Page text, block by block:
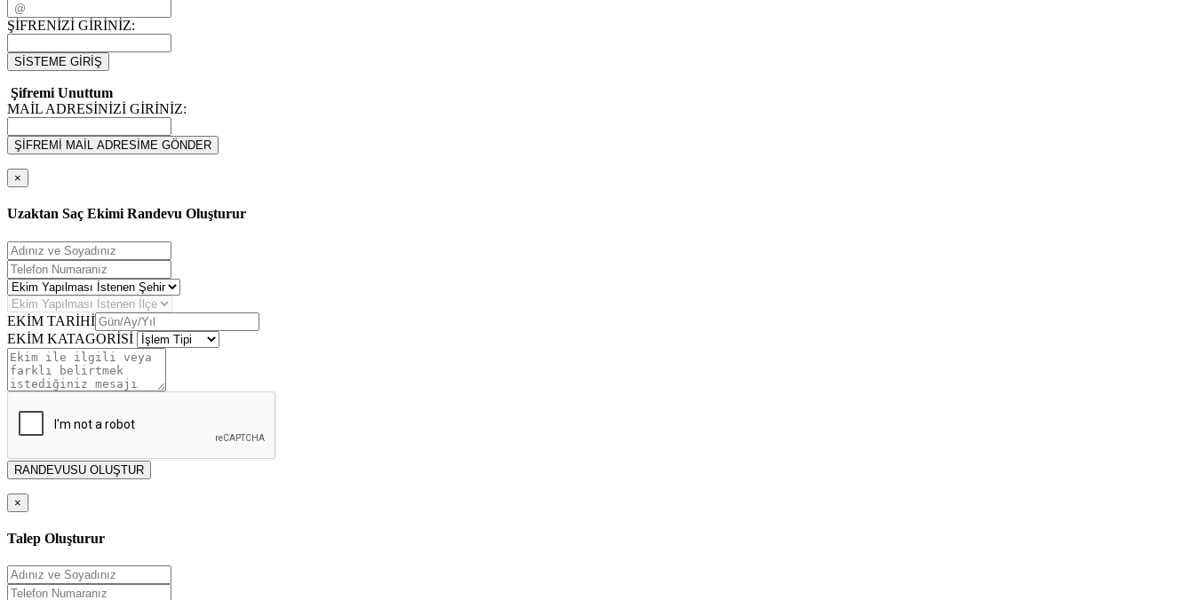
ŞİFRENİZİ GİRİNİZ:
SİSTEME GİRİŞ
Şifremi Unuttum
MAİL ADRESİNİZİ GİRİNİZ:
ŞİFREMİ MAİL ADRESİME GÖNDER
×
Uzaktan Saç Ekimi Randevu Oluşturur
EKİM TARİHİ
EKİM KATAGORİSİ
RANDEVUSU OLUŞTUR
×
Talep Oluşturur